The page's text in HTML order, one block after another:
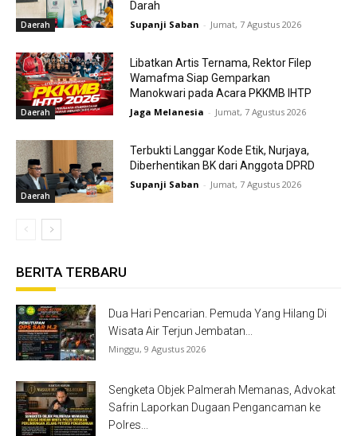
Daerah
Darah
Supanji Saban - Jumat, 7 Agustus 2026
Daerah
Libatkan Artis Ternama, Rektor Filep
Wamafma Siap Gemparkan
Manokwari pada Acara PKKMB IHTP
Jaga Melanesia - Jumat, 7 Agustus 2026
Daerah
Terbukti Langgar Kode Etik, Nurjaya,
Diberhentikan BK dari Anggota DPRD
Supanji Saban - Jumat, 7 Agustus 2026
BERITA TERBARU
Dua Hari Pencarian. Pemuda Yang Hilang Di
Wisata Air Terjun Jembatan...
Minggu, 9 Agustus 2026
Sengketa Objek Palmerah Memanas, Advokat
Safrin Laporkan Dugaan Pengancaman ke
Polres...